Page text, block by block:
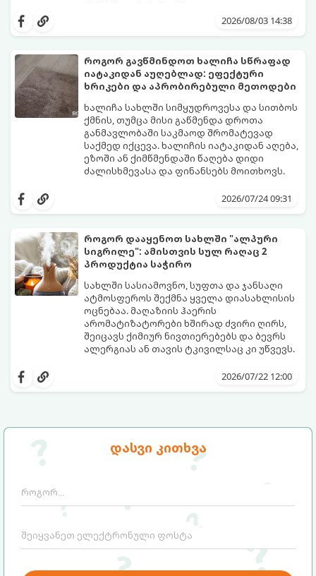
დასვი კითხვა
კანონები და გამოცდილი ყოფითი ხრიკები,
სასიამოვნო სიგრილე სპეციალური
ტექნიკის გარეშეც.
გთავაზობთ 10 საუკეთესო და
ხელმისაწვდომ მეთოდს:
2026/08/03 14:38
როგორ გავწმინდოთ ხალიჩა სწრაფად
იატაკიდან აუღებლად: ეფექტური
ხრიკები და აპრობირებული მეთოდები
ხალიჩა სახლში სიმყუდროვესა და სითბოს
ქმნის, თუმცა მისი გაწმენდა დროთა
განმავლობაში საკმაოდ შრომატევად
საქმედ იქცევა. ხალიჩის იატაკიდან აღება,
ეზოში ან ქიმწმენდაში წაღება დიდი
ძალისხმევასა და ფინანსებს მოითხოვს.
ეფექტური, ბიუჯეტური და აპრობირებული
ლაქების ამოყვანასა და პირვანდელი
სიახლის დაბრუნებას.
2026/07/24 09:31
როგორ დააყენოთ სახლში "ალპური
სიგრილე": ამისთვის სულ რაღაც 2
პროდუქტია საჭირო
სახლში სასიამოვნო, სუფთა და ჯანსაღი
ატმოსფეროს შექმნა ყველა დიასახლისის
ოცნებაა. მაღაზიის ჰაერის
არომატიზატორები ხშირად ძვირი ღირს,
შეიცავს ქიმიურ ნივთიერებებს და ბევრს
ალერგიას ან თავის ტკივილსაც კი უწვევს.
სიგრილისა“ და სიახლის ეფექტის მიღწევა
ინგრედიენტი დაგჭირდებათ, რომლებიც
2026/07/22 12:00